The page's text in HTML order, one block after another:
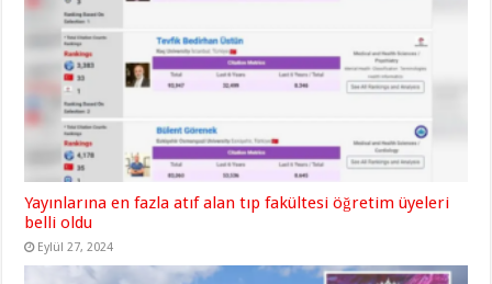
Yayınlarına en fazla atıf alan tıp fakültesi öğretim üyeleri
belli oldu
Eylül 27, 2024